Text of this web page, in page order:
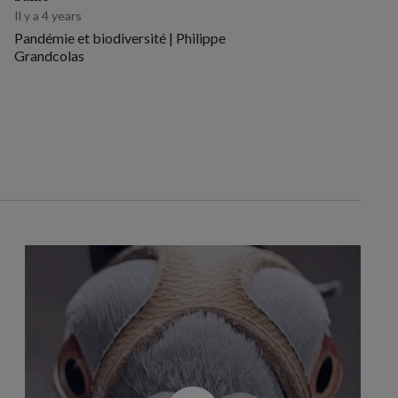
Il y a 4 years
Pandémie et biodiversité | Philippe
Grandcolas